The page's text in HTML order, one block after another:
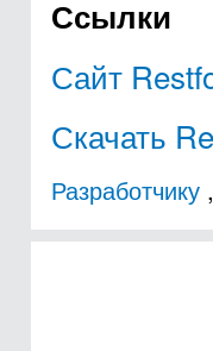
Ссылки
Сайт
Скачать
Разработчику